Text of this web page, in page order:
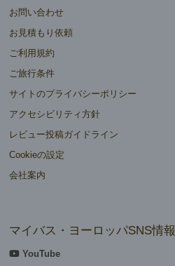
お問い合わせ
お見積もり依頼
ご利用規約
ご旅行条件
サイトのプライバシーポリシー
アクセシビリティ方針
レビュー投稿ガイドライン
Cookieの設定
会社案内
マイバス・ヨーロッパSNS情報
YouTube